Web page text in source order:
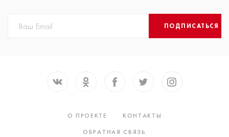
ПОДПИСАТЬСЯ
О ПРОЕКТЕ
КОНТАКТЫ
ОБРАТНАЯ СВЯЗЬ